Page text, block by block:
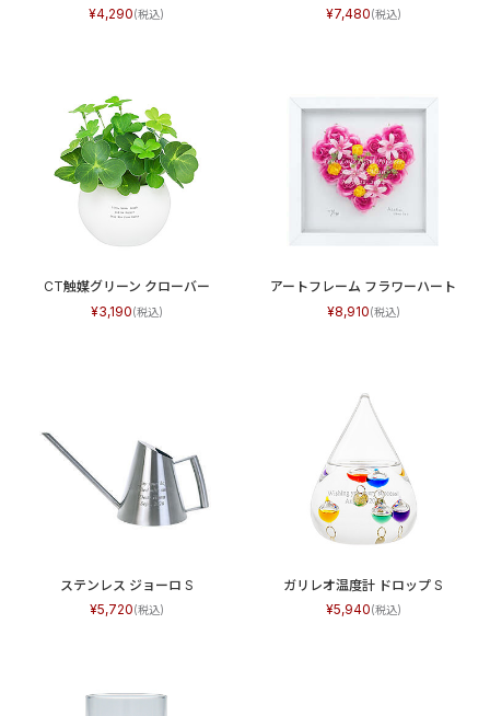
4,290
7,480
CT触媒グリーン クローバー
3,190
アートフレーム フラワーハート
8,910
ステンレス ジョーロ S
5,720
ガリレオ温度計 ドロップ S
5,940